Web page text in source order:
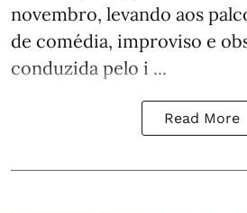
novembro, levando aos
de comédia, improviso e
conduzida pelo i ...
Read More